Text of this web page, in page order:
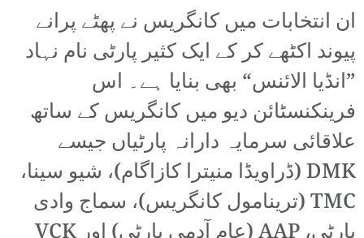
ان انتخابات میں کانگریس نے پھٹے پرانے
پیوند اکٹھے کر کے ایک کثیر پارٹی نام نہاد
”انڈیا الائنس“ بھی بنایا ہے۔ اس
فرینکنسٹائن دیو میں کانگریس کے ساتھ
علاقائی سرمایہ دارانہ پارٹیاں جیسے
DMK (ڈراویڈا منیترا کازاگام)، شیو سینا،
TMC (ترینامول کانگریس)، سماج وادی